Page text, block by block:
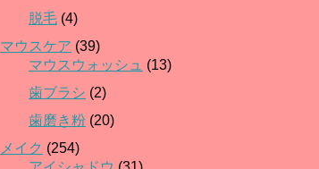
脱毛 (4)
マウスケア (39)
マウスウォッシュ (13)
歯ブラシ (2)
歯磨き粉 (20)
メイク (254)